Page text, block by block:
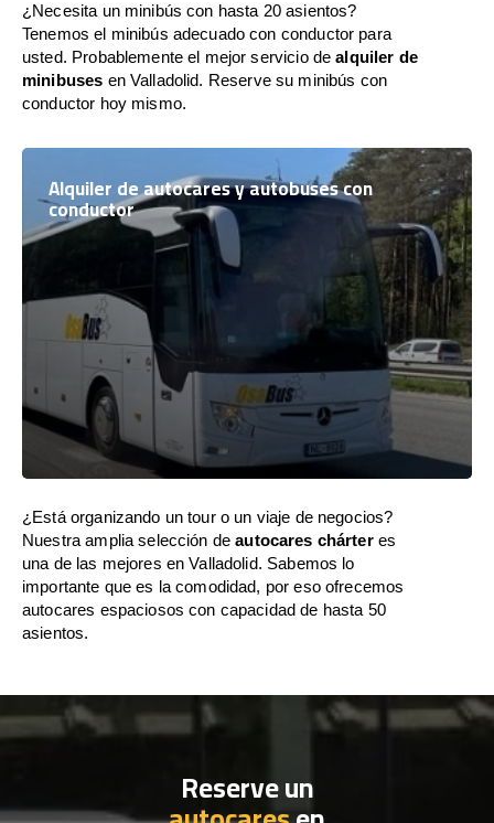
¿Necesita un minibús con hasta 20 asientos?
Tenemos el minibús adecuado con conductor para
usted. Probablemente el mejor servicio dealquiler de
minibuses en Valladolid. Reserve su minibús con
conductor hoy mismo.
Alquiler de autocares y autobuses con
conductor
¿Está organizando un tour o un viaje de negocios?
Nuestra amplia selección deautocares chárteres
una de las mejores en Valladolid. Sabemos lo
importante que es la comodidad, por eso ofrecemos
autocares espaciosos con capacidad de hasta 50
asientos.
Reserve un